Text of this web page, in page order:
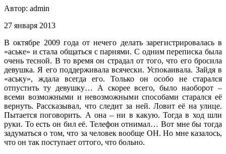
Автор: admin
27 января 2013
В октябре 2009 года от нечего делать зарегистрировалась в
«аське» и стала общаться с парнями. С одним переписка была
очень тесной. В то время он страдал от того, что его бросила
девушка. Я его поддерживала всячески. Успокаивала. Зайдя в
«аську», ждала всегда его. Только он особо не старался
отпустить ту девушку… А скорее всего, было наоборот –
всеми возможными и невозможными способами старался её
вернуть. Рассказывал, что следит за ней. Ловит её на улице.
Пытается поговорить. А она – ни в какую. Тогда в ход шли
руки. То есть он бил её. Телефон отнимал… Вот мне бы тогда
задуматься о том, что за человек вообще ОН. Но мне казалось,
что он так поступает оттого, что больно.